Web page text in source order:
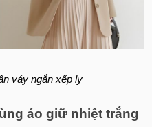
váy ngắn xếp ly
áo giữ nhiệt trắng